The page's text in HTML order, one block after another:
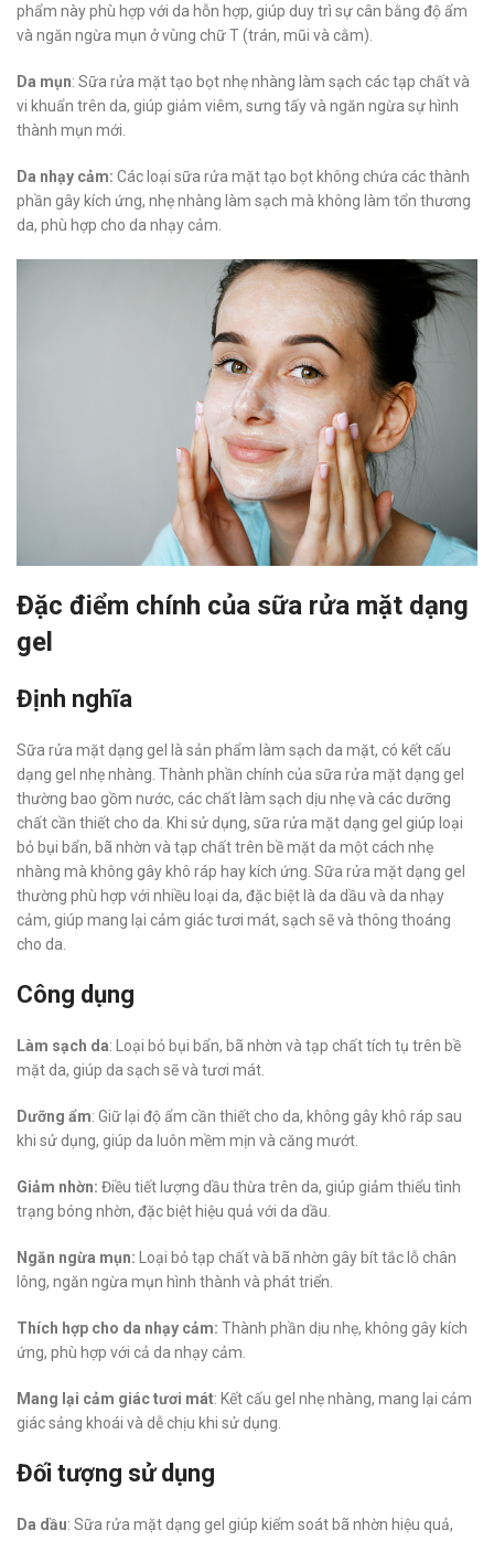
phẩm này phù hợp với da hỗn hợp, giúp duy trì sự cân bằng độ ẩm
và ngăn ngừa mụn ở vùng chữ T (trán, mũi và cằm).
Da mụn: Sữa rửa mặt tạo bọt nhẹ nhàng làm sạch các tạp chất và
vi khuẩn trên da, giúp giảm viêm, sưng tấy và ngăn ngừa sự hình
thành mụn mới.
Da nhạy cảm: Các loại sữa rửa mặt tạo bọt không chứa các thành
phần gây kích ứng, nhẹ nhàng làm sạch mà không làm tổn thương
da, phù hợp cho da nhạy cảm.
Đặc điểm chính của sữa rửa mặt dạng
gel
Định nghĩa
Sữa rửa mặt dạng gel là sản phẩm làm sạch da mặt, có kết cấu
dạng gel nhẹ nhàng. Thành phần chính của sữa rửa mặt dạng gel
thường bao gồm nước, các chất làm sạch dịu nhẹ và các dưỡng
chất cần thiết cho da. Khi sử dụng, sữa rửa mặt dạng gel giúp loại
bỏ bụi bẩn, bã nhờn và tạp chất trên bề mặt da một cách nhẹ
nhàng mà không gây khô ráp hay kích ứng. Sữa rửa mặt dạng gel
thường phù hợp với nhiều loại da, đặc biệt là da dầu và da nhạy
cảm, giúp mang lại cảm giác tươi mát, sạch sẽ và thông thoáng
cho da.
Công dụng
Làm sạch da: Loại bỏ bụi bẩn, bã nhờn và tạp chất tích tụ trên bề
mặt da, giúp da sạch sẽ và tươi mát.
Dưỡng ẩm: Giữ lại độ ẩm cần thiết cho da, không gây khô ráp sau
khi sử dụng, giúp da luôn mềm mịn và căng mướt.
Giảm nhờn: Điều tiết lượng dầu thừa trên da, giúp giảm thiểu tình
trạng bóng nhờn, đặc biệt hiệu quả với da dầu.
Ngăn ngừa mụn: Loại bỏ tạp chất và bã nhờn gây bít tắc lỗ chân
lông, ngăn ngừa mụn hình thành và phát triển.
Thích hợp cho da nhạy cảm: Thành phần dịu nhẹ, không gây kích
ứng, phù hợp với cả da nhạy cảm.
Mang lại cảm giác tươi mát: Kết cấu gel nhẹ nhàng, mang lại cảm
giác sảng khoái và dễ chịu khi sử dụng.
Đối tượng sử dụng
Da dầu: Sữa rửa mặt dạng gel giúp kiểm soát bã nhờn hiệu quả,